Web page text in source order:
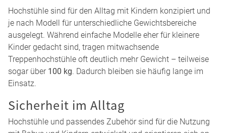
Hochstuhl-Systeme, die auf Alltagstauglichkeit und lange
Nutzungsdauer ausgelegt sind.
Zahlen & Orientierung auf einen Blick
Nutzungsdauer
Mitwachsende Hochstühle sind auf eine lange Nutzung
ausgelegt und
– vom Beikoststart bis ins Kleinkind- oder sogar Schulalter.
Belastbarkeit